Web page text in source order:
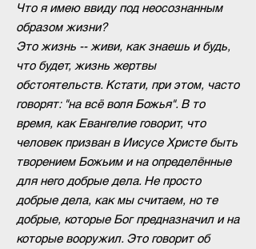
Что я имею ввиду под неосознанным
образом жизни?
Это жизнь -- живи, как знаешь и будь,
что будет, жизнь жертвы
обстоятельств. Кстати, при этом, часто
говорят: "на всё воля Божья". В то
время, как Евангелие говорит, что
человек призван в Иисусе Христе быть
творением Божьим и на определённые
для него добрые дела. Не просто
добрые дела, как мы считаем, но те
добрые, которые Бог предназначил и на
которые вооружил. Это говорит об